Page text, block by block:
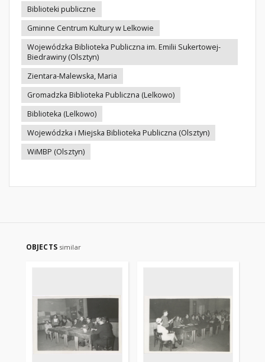
Biblioteki publiczne
Gminne Centrum Kultury w Lelkowie
Wojewódzka Biblioteka Publiczna im. Emilii Sukertowej-
Biedrawiny (Olsztyn)
Zientara-Malewska, Maria
Gromadzka Biblioteka Publiczna (Lelkowo)
Biblioteka (Lelkowo)
Wojewódzka i Miejska Biblioteka Publiczna (Olsztyn)
WiMBP (Olsztyn)
OBJECTS similar